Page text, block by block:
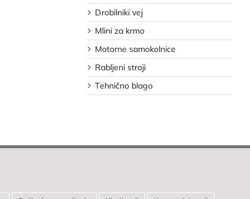
Drobilniki vej
Mlini za krmo
Motorne samokolnice
Rabljeni stroji
Tehnično blago